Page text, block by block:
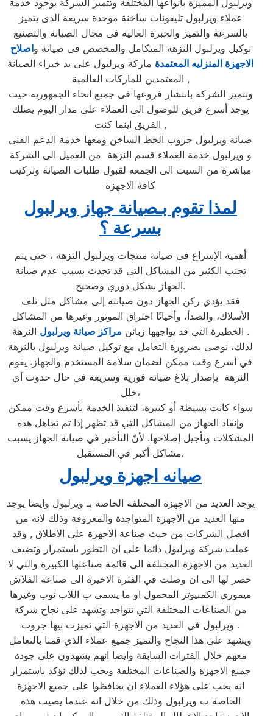
ويرلبول المميزة بأنواعها المختلفة وتتميز الشركة بوجود خدمة
عملاء ويرلبول تليفونات ساخنة موحدة سريعة الذى يتميز
بالسرعة والتميز والخبرة العاليه فى مجال الصيانة والتصنيع
توكيل ويرلبول النزهة المتكامل والمخصص فى صيانة واصلاح
الاجهزة المنزليه المعتمدة ماركة ويرلبول على يد خبراء الصيانة
المعتمدين للماركات العالمية ,
وتتميز الشركة بانتشار فروعها فى جميع انحاء الجمهوريه حيث
يوجد أسرع فريق للوصول الى العملاء على مدار اليوم يصلك
الفريق اينما كنت ,
صيانة ويرلبول جروب الخط الساخن ومعها خدمة الدعم الفنى
و ويرلبول خدمة العملاء قسم النزهة من العميل الى الشركة
مباشرة من السبت الى الجمعه لقبول طلبات الصيانة وتركيب
كافة الاجهزة
لمذا تقوم بـصيانة جهاز ويرلبول
بسرعة ؟
أهمية الإسراع في صيانة منتجات ويرلبول النزهة ، حتى يتم
تجنب الكثير من المشاكل التي قد تحدث بسبب عدم صيانة
الجهاز بشكل دوري وصحيح.
فقد يؤدي ركن الجهاز دون صيانته إلى مشاكل مثل تلف
الأسلاك، والصدأ، وأحيانًا احتراق الموتور وغيرها من المشاكل
الخطيرة التي قد يواجهها زبائن مراكز صيانة ويرلبول
النزهة .
لذلك، نوصى بضرورة التعامل مع توكيل صيانة ويرلبول بالنزهة
في أسرع وقت ممكن لضمان سلامة المستخدم والجهاز. يقوم
النزهة بإصدار بلاغ صيانة فورية وسريعة في حال حدوث أي
خلل،
سواء كانت بسيطة أو كبيرة، لتنفيذ الخدمة بأسرع وقت ممكن
وإنقاذ الجهاز من المشاكل التي قد تظهر إذا تم تجاهل هذه
المشكلات وتأجيل إصلاحها. لأنّ التأخير في صيانة الجهاز يسبب
مشاكل أكبر في المستقبل.
صيانه اجهزة ويرلبول
يوجد العديد من الاجهزة المختلفة الخاصة بـ ويرلبول وايضا يوجد
منها العديد من الاجهزة المتواجدة والمعروفة وذلك لانه من
افضل الشركات من حيث صناعة الاجهزة على الاطلاق , وقد
عملت شركة ويرلبول دائما على ان التطور باستمرار وتضيف
العديد من الاجهزة المختلفة الى قائمة صناعتها الكبيرة والتي لا
حصر لها الى ان وصلت في الفترة الاخيرة الى صناعة الفلاش
ميموري الكمبيوتر المحمول او ما يسمى ب اللاب توب وغيرها
من الصناعات المختلفة التي تتواجد وتشهد على نجاح شركة
ويرلبول في العديد من الاجهزة التي تميزت بيها جروب .
ويشهد على هذا النجاح والتميز جميع عملاء الذي قمنا بالتعامل
معهم خلال الفترات السابقة وايضا انهم يشهدون على جودة
جميع الاجهزة والصناعات المختلفة ويجب لذلك نؤكد باستمرار
انه يجب على هؤلاء العملاء ان يحافظوا على جميع الاجهزة
الخاصة ب ويرلبول وذلك من خلال انه عندما يصيب هذه